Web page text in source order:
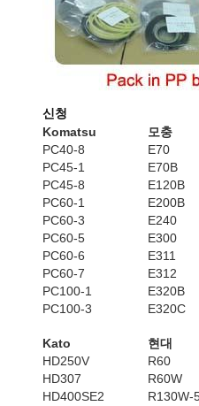
신청
Komatsu
모충
PC40-8
E70
PC45-1
E70B
PC45-8
E120B
PC60-1
E200B
PC60-3
E240
PC60-5
E300
PC60-6
E311
PC60-7
E312
PC100-1
E320B
PC100-3
E320C
Kato 현대
HD250V
R60
HD307
R60W
HD400SE2
R130W-